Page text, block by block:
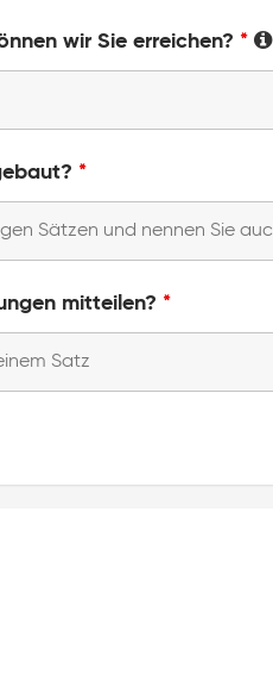
wir Sie erreichen? *
*
mitteilen? *